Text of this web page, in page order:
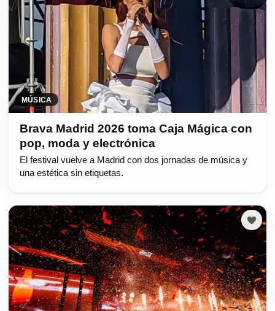
MÚSICA
Brava Madrid 2026 toma Caja Mágica con
pop, moda y electrónica
El festival vuelve a Madrid con dos jornadas de música y
una estética sin etiquetas.